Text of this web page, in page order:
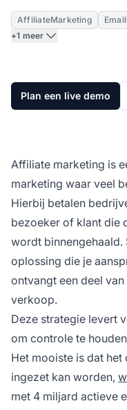
AffiliateMarketing
+1 meer
Plan een live demo
Affiliate marketing is
marketing waar veel
Hierbij betalen
bezoeker of klant die
wordt binnengehaald.
oplossing die je
ontvangt een deel
verkoop.
Deze strategie levert
om controle te
Het mooiste is dat
ingezet kan worden,
met 4 miljard actieve